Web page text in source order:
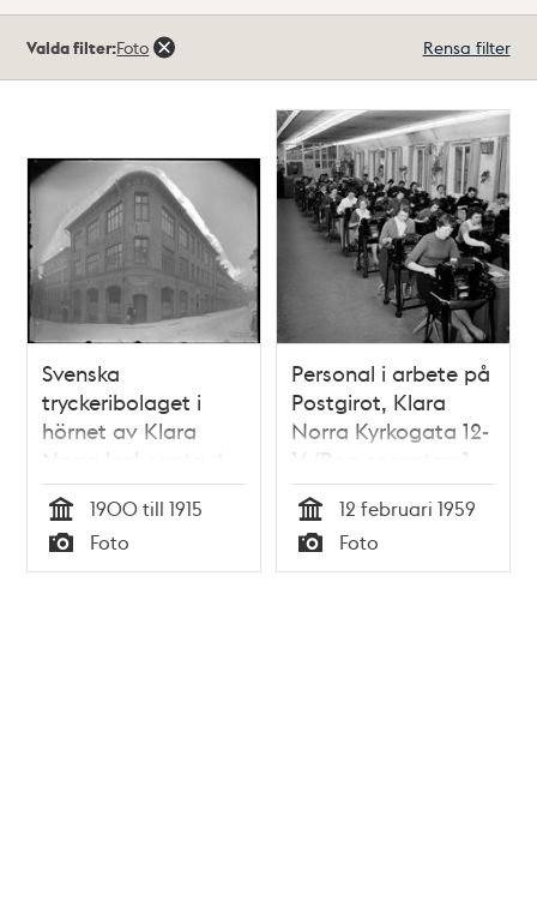
träffar
Valda filter:Foto Rensa filter
Svenska
tryckeribolaget i
hörnet av Klara
Norra kyrkogata 4
och
Klarabergsgatan 54
Tid
1900 till 1915
Typ
Foto
Personal i arbete på
Postgirot, Klara
Norra Kyrkogata 12-
16/Bryggargatan 1-
9/Drottninggatan
49-53/Mäster
Sameulsgatan 50-
58
Tid
12 februari 1959
Typ
Foto